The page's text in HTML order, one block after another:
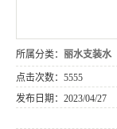
所属分类： 丽水支装水
点击次数： 5555
发布日期： 2023/04/27